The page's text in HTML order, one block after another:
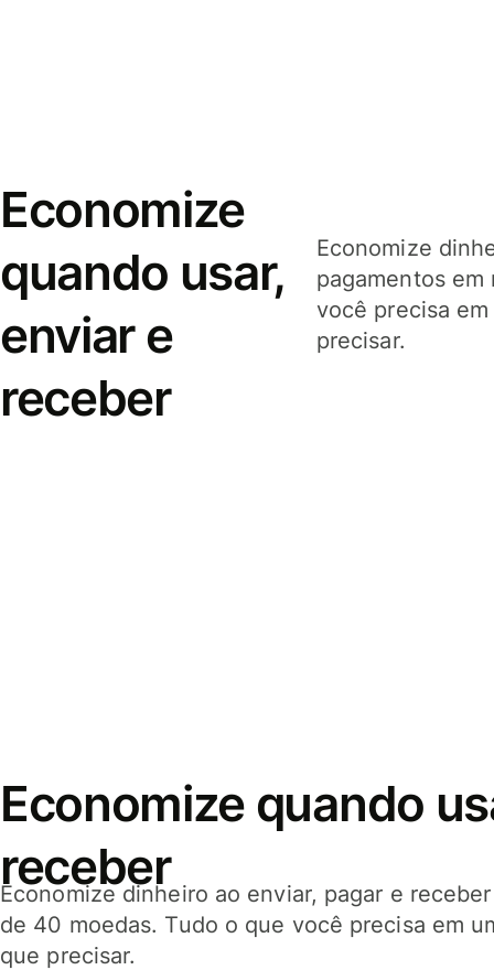
Economize
quando usar,
enviar e
receber
Economize
pagamentos
você precisa
precisar.
Economize quando
receber
Economize dinheiro ao enviar, pagar e
de 40 moedas. Tudo o que você precisa em
que precisar.